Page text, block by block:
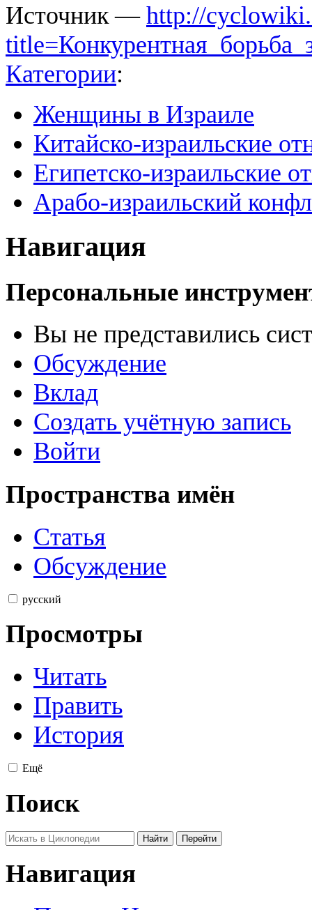
Источник — http://
Категории:
Женщины в Израиле
Китайско-израильские
Египетско-израильские
Арабо-израильский
Навигация
Персональные
Вы не представились
Обсуждение
Вклад
Создать учётную запись
Войти
Пространства имён
Статья
Обсуждение
русский
Просмотры
Читать
Править
История
Ещё
Поиск
Навигация